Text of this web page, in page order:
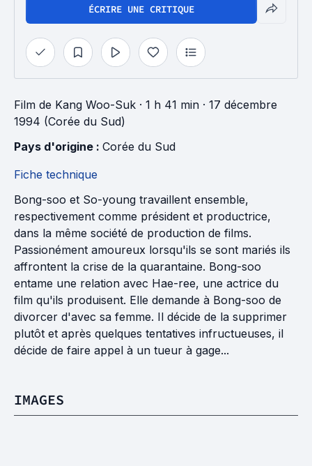
ÉCRIRE UNE CRITIQUE
Film de Kang Woo-Suk · 1 h 41 min · 17 décembre
1994 (Corée du Sud)
Pays d'origine : Corée du Sud
Fiche technique
Bong-soo et So-young travaillent ensemble,
respectivement comme président et productrice,
dans la même société de production de films.
Passionément amoureux lorsqu'ils se sont mariés ils
affrontent la crise de la quarantaine. Bong-soo
entame une relation avec Hae-ree, une actrice du
film qu'ils produisent. Elle demande à Bong-soo de
divorcer d'avec sa femme. Il décide de la supprimer
plutôt et après quelques tentatives infructueuses, il
décide de faire appel à un tueur à gage...
IMAGES